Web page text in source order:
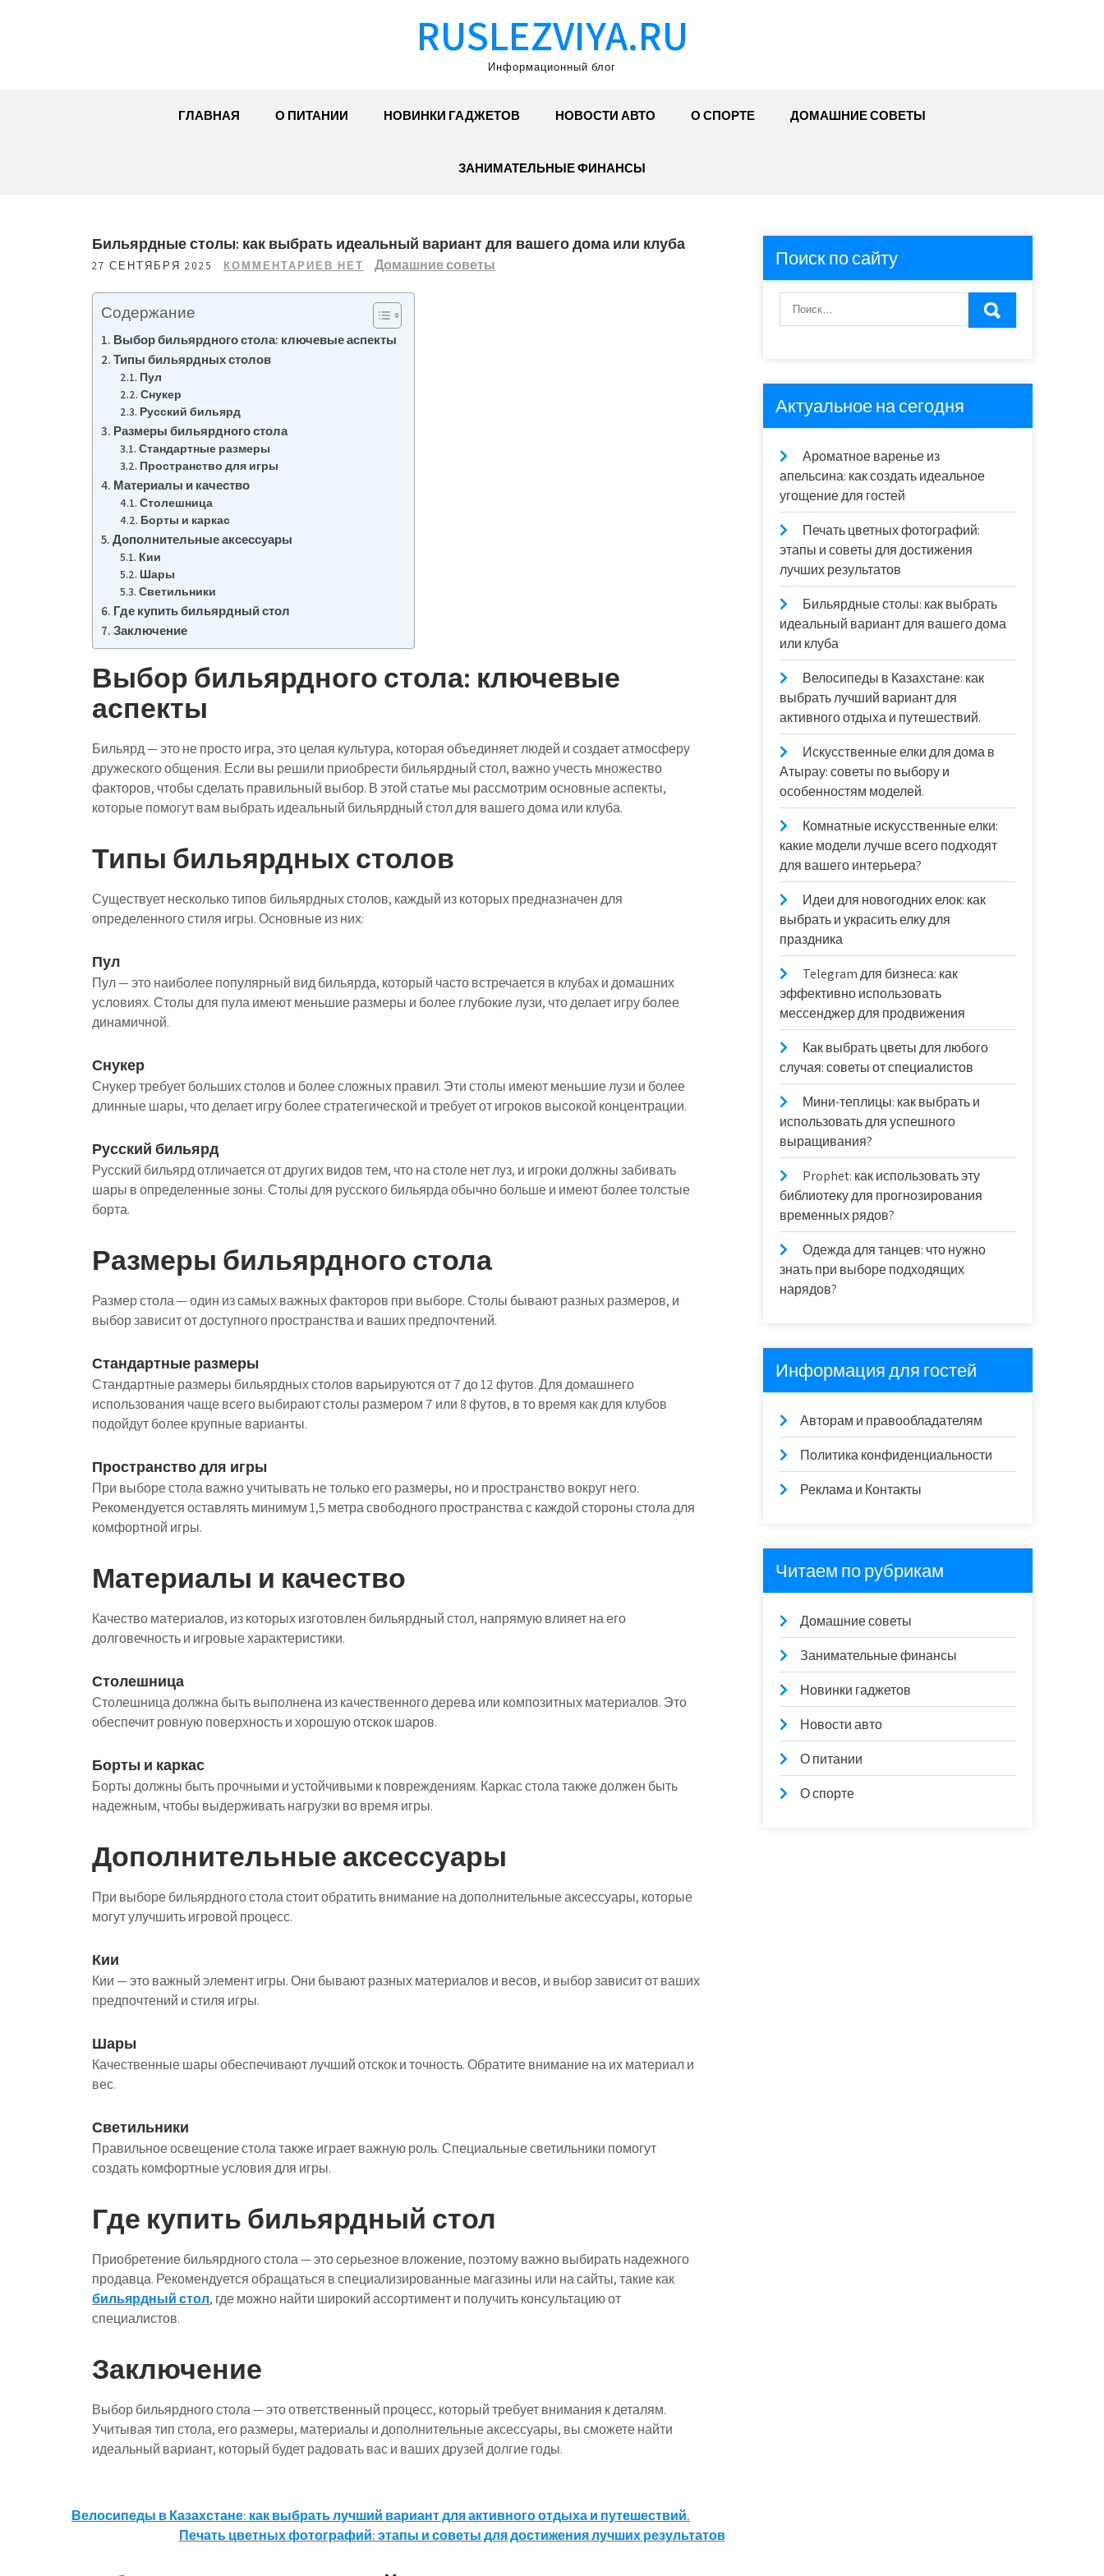
RUSLEZVIYA.RU
Информационный блог
ГЛАВНАЯ О ПИТАНИИ НОВИНКИ ГАДЖЕТОВ НОВОСТИ АВТО О СПОРТЕ ДОМАШНИЕ СОВЕТЫ
ЗАНИМАТЕЛЬНЫЕ ФИНАНСЫ
Бильярдные столы: как выбрать идеальный вариант для вашего дома или клуба
27 СЕНТЯБРЯ 2025 КОММЕНТАРИЕВ НЕТ Домашние советы
Содержание
Выбор бильярдного стола: ключевые аспекты
Типы бильярдных столов
Пул
Снукер
Русский бильярд
Размеры бильярдного стола
Стандартные размеры
Пространство для игры
Материалы и качество
Столешница
Борты и каркас
Дополнительные аксессуары
Кии
Шары
Светильники
Где купить бильярдный стол
Заключение
Выбор бильярдного стола: ключевые
аспекты
Бильярд — это не просто игра, это целая культура, которая объединяет людей и создает атмосферу
дружеского общения. Если вы решили приобрести бильярдный стол, важно учесть множество
факторов, чтобы сделать правильный выбор. В этой статье мы рассмотрим основные аспекты,
которые помогут вам выбрать идеальный бильярдный стол для вашего дома или клуба.
Типы бильярдных столов
Существует несколько типов бильярдных столов, каждый из которых предназначен для
определенного стиля игры. Основные из них:
Пул
Пул — это наиболее популярный вид бильярда, который часто встречается в клубах и домашних
условиях. Столы для пула имеют меньшие размеры и более глубокие лузи, что делает игру более
динамичной.
Снукер
Снукер требует больших столов и более сложных правил. Эти столы имеют меньшие лузи и более
длинные шары, что делает игру более стратегической и требует от игроков высокой концентрации.
Русский бильярд
Русский бильярд отличается от других видов тем, что на столе нет луз, и игроки должны забивать
шары в определенные зоны. Столы для русского бильярда обычно больше и имеют более толстые
борта.
Размеры бильярдного стола
Размер стола — один из самых важных факторов при выборе. Столы бывают разных размеров, и
выбор зависит от доступного пространства и ваших предпочтений.
Стандартные размеры
Стандартные размеры бильярдных столов варьируются от 7 до 12 футов. Для домашнего
использования чаще всего выбирают столы размером 7 или 8 футов, в то время как для клубов
подойдут более крупные варианты.
Пространство для игры
При выборе стола важно учитывать не только его размеры, но и пространство вокруг него.
Рекомендуется оставлять минимум 1,5 метра свободного пространства с каждой стороны стола для
комфортной игры.
Материалы и качество
Качество материалов, из которых изготовлен бильярдный стол, напрямую влияет на его
долговечность и игровые характеристики.
Столешница
Столешница должна быть выполнена из качественного дерева или композитных материалов. Это
обеспечит ровную поверхность и хорошую отскок шаров.
Борты и каркас
Борты должны быть прочными и устойчивыми к повреждениям. Каркас стола также должен быть
надежным, чтобы выдерживать нагрузки во время игры.
Дополнительные аксессуары
При выборе бильярдного стола стоит обратить внимание на дополнительные аксессуары, которые
могут улучшить игровой процесс.
Кии
Кии — это важный элемент игры. Они бывают разных материалов и весов, и выбор зависит от ваших
предпочтений и стиля игры.
Шары
Качественные шары обеспечивают лучший отскок и точность. Обратите внимание на их материал и
вес.
Светильники
Правильное освещение стола также играет важную роль. Специальные светильники помогут
создать комфортные условия для игры.
Где купить бильярдный стол
Приобретение бильярдного стола — это серьезное вложение, поэтому важно выбирать надежного
продавца. Рекомендуется обращаться в специализированные магазины или на сайты, такие как
бильярдный стол, где можно найти широкий ассортимент и получить консультацию от
специалистов.
Заключение
Выбор бильярдного стола — это ответственный процесс, который требует внимания к деталям.
Учитывая тип стола, его размеры, материалы и дополнительные аксессуары, вы сможете найти
идеальный вариант, который будет радовать вас и ваших друзей долгие годы.
Навигация
Велосипеды в Казахстане: как выбрать лучший вариант для активного отдыха и путешествий.
Печать цветных фотографий: этапы и советы для достижения лучших результатов
Поиск по сайту
Актуальное на сегодня
Ароматное варенье из
апельсина: как создать идеальное
угощение для гостей
Печать цветных фотографий:
этапы и советы для достижения
лучших результатов
Бильярдные столы: как выбрать
идеальный вариант для вашего дома
или клуба
Велосипеды в Казахстане: как
выбрать лучший вариант для
активного отдыха и путешествий.
Искусственные елки для дома в
Атырау: советы по выбору и
особенностям моделей.
Комнатные искусственные елки:
какие модели лучше всего подходят
для вашего интерьера?
Идеи для новогодних елок: как
выбрать и украсить елку для
праздника
Telegram для бизнеса: как
эффективно использовать
мессенджер для продвижения
Как выбрать цветы для любого
случая: советы от специалистов
Мини-теплицы: как выбрать и
использовать для успешного
выращивания?
Prophet: как использовать эту
библиотеку для прогнозирования
временных рядов?
Одежда для танцев: что нужно
знать при выборе подходящих
нарядов?
Информация для гостей
Авторам и правообладателям
Политика конфиденциальности
Реклама и Контакты
Читаем по рубрикам
Домашние советы
Занимательные финансы
Новинки гаджетов
Новости авто
О питании
О спорте